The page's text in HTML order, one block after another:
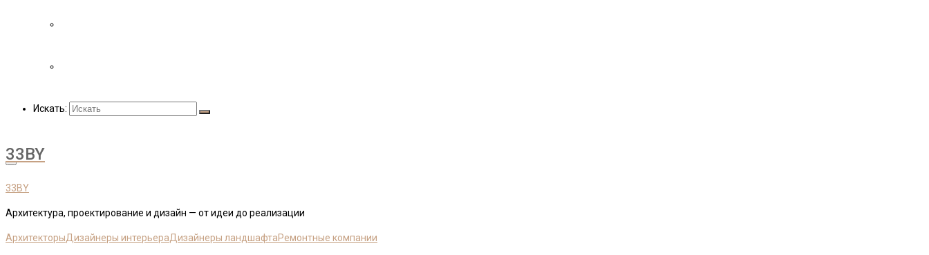
Искать:
33BY
33BY
Архитектура, проектирование и дизайн — от идеи до реализации
АрхитекторыДизайнеры интерьераДизайнеры ландшафтаРемонтные компании